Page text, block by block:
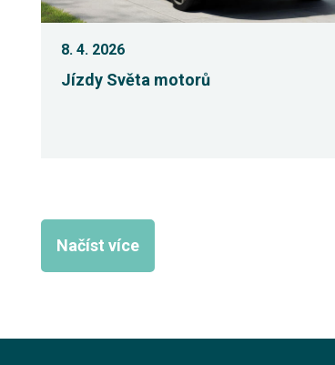
8. 4. 2026
Jízdy Světa motorů
Načíst více